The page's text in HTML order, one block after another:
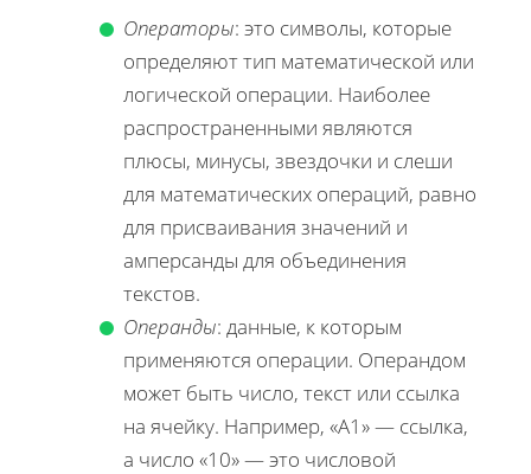
Операторы: это символы, которые
определяют тип математической или
логической операции. Наиболее
распространенными являются
плюсы, минусы, звездочки и слеши
для математических операций, равно
для присваивания значений и
амперсанды для объединения
текстов.
Операнды: данные, к которым
применяются операции. Операндом
может быть число, текст или ссылка
на ячейку. Например, «A1» — ссылка,
а число «10» — это числовой